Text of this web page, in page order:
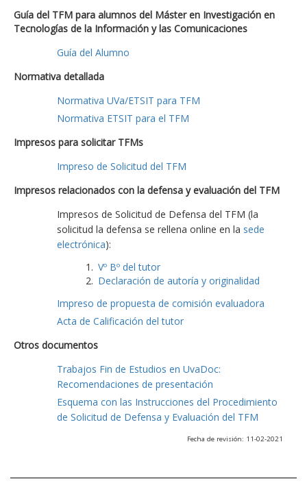
Guía del TFM para alumnos del Máster en Investigación en
Tecnologías de la Información y las Comunicaciones
Guía del Alumno
Normativa detallada
Normativa UVa/ETSIT para TFM
Normativa ETSIT para el TFM
Impresos para solicitar TFMs
Impreso de Solicitud del TFM
Impresos relacionados con la defensa y evaluación del TFM
Impresos de Solicitud de Defensa del TFM (la
solicitud la defensa se rellena online en la sede
electrónica):
Vº Bº del tutor
Declaración de autoría y originalidad
Impreso de propuesta de comisión evaluadora
Acta de Calificación del tutor
Otros documentos
Trabajos Fin de Estudios en UvaDoc:
Recomendaciones de presentación
Esquema con las Instrucciones del Procedimiento
de Solicitud de Defensa y Evaluación del TFM
Fecha de revisión: 11-02-2021